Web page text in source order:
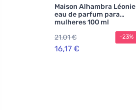
Maison Alhambra Léonie
eau de parfum para
mulheres 100 ml
21,01 €
16,17 €
-23%